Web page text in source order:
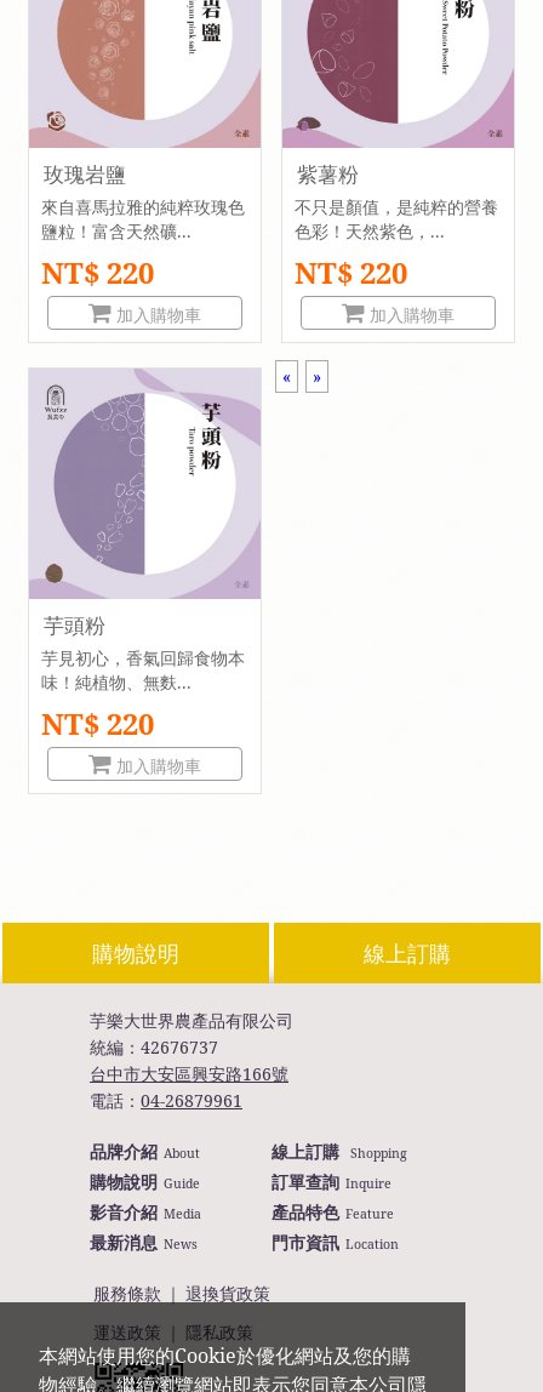
本網站使用您的Cookie於優化網站及您的購
物經驗。繼續瀏覽網站即表示您同意本公司隱
玫瑰岩鹽
來自喜馬拉雅的純粹玫瑰色
鹽粒！富含天然礦...
NT$ 220
加入購物車
紫薯粉
不只是顏值，是純粹的營養
色彩！天然紫色，...
NT$ 220
加入購物車
芋頭粉
芋見初心，香氣回歸食物本
味！純植物、無麩...
NT$ 220
加入購物車
« »
購物說明 線上訂購
芋樂大世界農產品有限公司
統編： 42676737
台中市大安區興安路166號
電話： 04-26879961
品牌介紹 About 線上訂購 Shopping
購物說明 Guide 訂單查詢 Inquire
影音介紹 Media 產品特色 Feature
最新消息 News 門市資訊 Location
服務條款 ｜ 退換貨政策
運送政策 ｜ 隱私政策